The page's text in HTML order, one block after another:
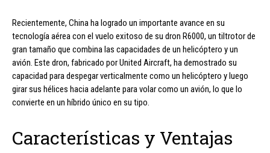
Recientemente, China ha logrado un importante avance en su
tecnología aérea con el vuelo exitoso de su dron R6000, un tiltrotor de
gran tamaño que combina las capacidades de un helicóptero y un
avión. Este dron, fabricado por United Aircraft, ha demostrado su
capacidad para despegar verticalmente como un helicóptero y luego
girar sus hélices hacia adelante para volar como un avión, lo que lo
convierte en un híbrido único en su tipo.
Características y Ventajas